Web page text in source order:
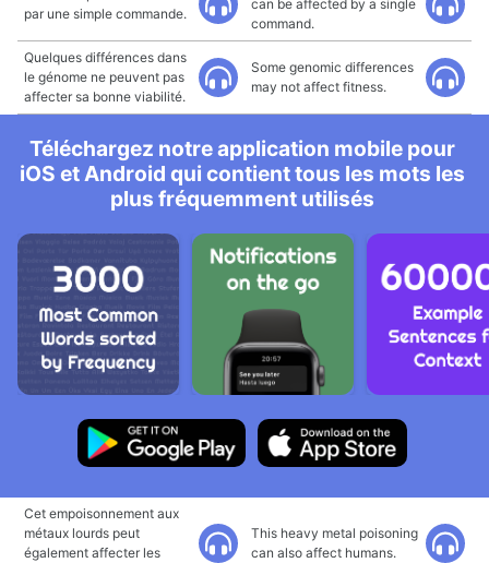
par une simple commande.
can be affected by a single
command.
Quelques différences dans
le génome ne peuvent pas
affecter sa bonne viabilité.
Some genomic differences
may not affect fitness.
Téléchargez notre application mobile pour
iOS et Android qui contient tous les mots les
plus fréquemment utilisés
Cet empoisonnement aux
métaux lourds peut
également affecter les
This heavy metal poisoning
can also affect humans.